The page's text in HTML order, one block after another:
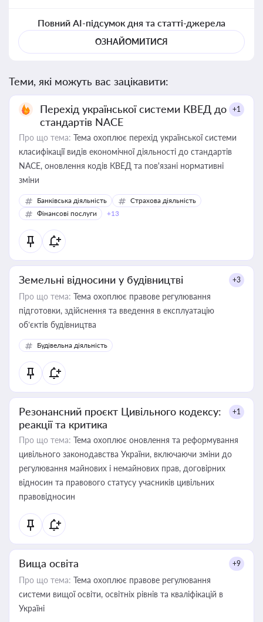
Повний AI-підсумок дня та статті-джерела
ОЗНАЙОМИТИСЯ
Теми, які можуть вас зацікавити:
Перехід української системи КВЕД до
стандартів NACE
+1
Про що тема: Тема охоплює перехід української системи
класифікації видів економічної діяльності до стандартів
NACE, оновлення кодів КВЕД та пов'язані нормативні
зміни
Банківська діяльність
Страхова діяльність
Фінансові послуги
+13
Земельні відносини у будівництві +3
Про що тема: Тема охоплює правове регулювання
підготовки, здійснення та введення в експлуатацію
об’єктів будівництва
Будівельна діяльність
Резонансний проєкт Цивільного кодексу:
реакції та критика
+1
Про що тема: Тема охоплює оновлення та реформування
цивільного законодавства України, включаючи зміни до
регулювання майнових і немайнових прав, договірних
відносин та правового статусу учасників цивільних
правовідносин
Вища освіта +9
Про що тема: Тема охоплює правове регулювання
системи вищої освіти, освітніх рівнів та кваліфікацій в
Україні